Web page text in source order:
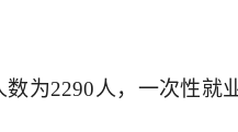
为2290人，一次性就